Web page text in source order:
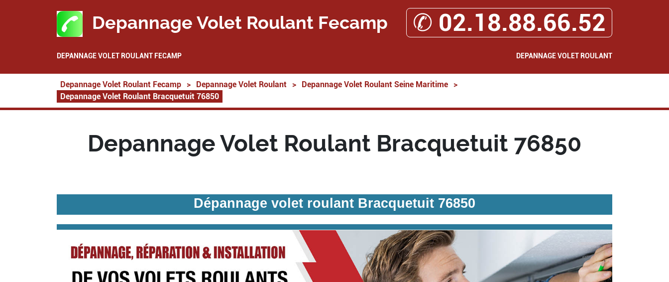
Depannage Volet Roulant Fecamp ✆ 02.18.88.66.52
DEPANNAGE VOLET ROULANT FECAMP DEPANNAGE VOLET ROULANT
Depannage Volet Roulant Fecamp > Depannage Volet Roulant > Depannage Volet Roulant Seine Maritime
>
Depannage Volet Roulant Bracquetuit 76850
Depannage Volet Roulant Bracquetuit 76850
Dépannage volet roulant Bracquetuit 76850